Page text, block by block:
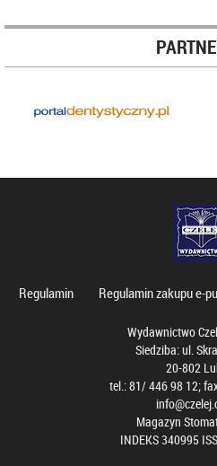
Regulamin Regulamin zakupu e-
Wydawnictwo
Siedziba: ul.
20-802
tel.: 81/ 446 98 12;
Magazyn
INDEKS 340995